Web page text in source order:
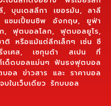
บุนเดสลีกา เยอรมัน, ลาลี
ชมเปี้ยนชิพ อังกฤษ, ยูฟ่า
, ฟุตบอลโลก, ฟุตบอลยูโร,
าติ หรือแม้แต่ลีกเล็กๆ เช่น ซี
เศส, เซกุนด้า สเปน ที่
ด็ดบอลแม่นๆ ฟันธงฟุตบอล
อล ข่าวสาร และ ราคาบอล
ในเว็บเดียว รักบบอล